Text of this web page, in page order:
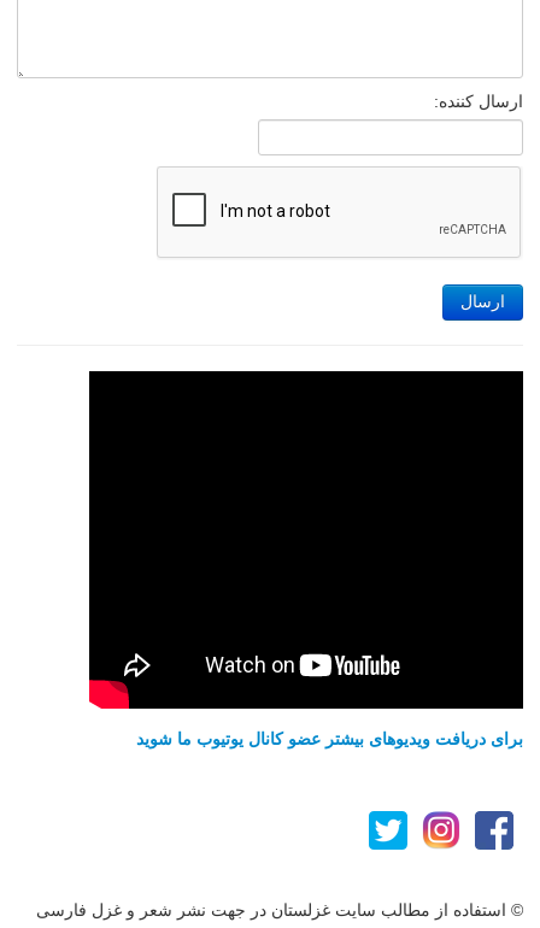
ارسال کننده:
ارسال
برای دریافت ویدیوهای بیشتر عضو کانال یوتیوب ما شوید
© استفاده از مطالب سایت غزلستان در جهت نشر شعر و غزل فارسی